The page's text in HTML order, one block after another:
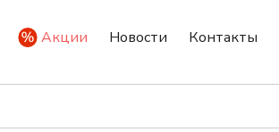
Акции Новости Контакты